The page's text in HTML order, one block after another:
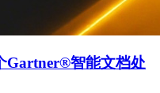
Gartner®智能文档处